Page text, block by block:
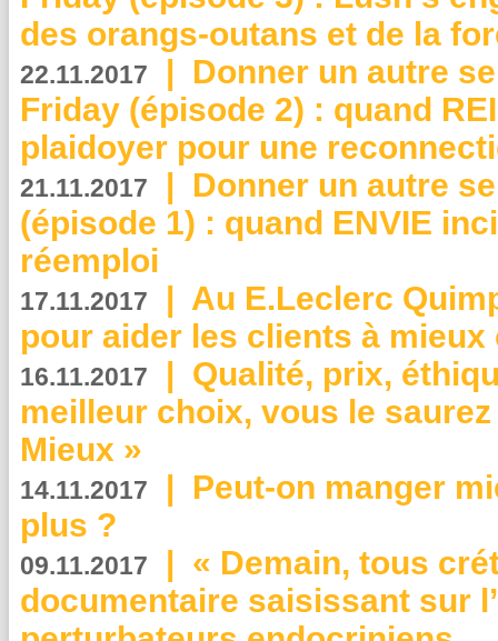
des orangs-outans et de la
22.11.2017 | Donner un autre
Friday (épisode 2) : quand
plaidoyer pour une
21.11.2017 | Donner un autre
(épisode 1) : quand ENVIE
réemploi
17.11.2017 | Au E.Leclerc
pour aider les clients à
16.11.2017 | Qualité, prix,
meilleur choix, vous le
Mieux »
14.11.2017 | Peut-on manger
plus ?
09.11.2017 | « Demain, tous
documentaire saisissant sur